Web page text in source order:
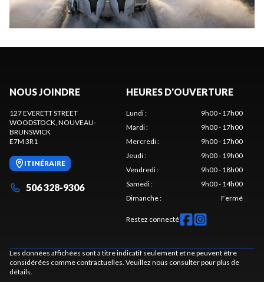
NOUS JOINDRE
127 EVERETT STREET
WOODSTOCK, NOUVEAU-
BRUNSWICK
E7M 3R1
ITINÉRAIRE
506 328-9306
HEURES D'OUVERTURE
Lundi:
9h00 - 17h00
Mardi:
9h00 - 17h00
Mercredi:
9h00 - 17h00
Jeudi:
9h00 - 19h00
Vendredi:
9h00 - 18h00
Samedi:
9h00 - 14h00
Dimanche: Fermé
Restez connecté
Les données affichées sont à titre indicatif seulement et ne peuvent être
considérées comme contractuelles. Veuillez nous consulter pour plus de
détails.